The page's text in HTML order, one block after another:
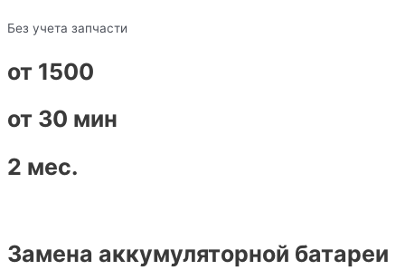
Без учета запчасти
от 1500
от 30 мин
2 мес.
Замена аккумуляторной батареи